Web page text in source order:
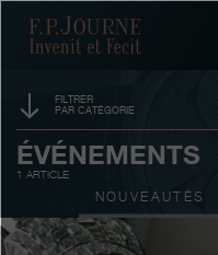
contenu
F.P.Journe
INVENIT ET FECIT
COLLECTIONS
L'UNIVERS
FILTRER
PAR CATÉGORIE
PARRAINAGE
SALONS
ÉVÉNEMENTS
1 ARTICLE
NOUVEAUTÉS